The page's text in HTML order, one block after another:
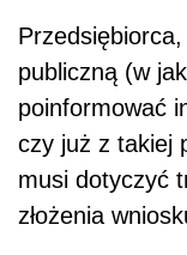
publiczną (w
poinformować
czy już z takiej
musi dotyczyć
złożenia